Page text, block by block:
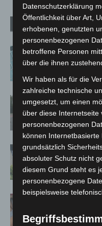
Verwandte Artikel
Anklage
für
Datenschutzerklärung
Öffentlichkeit über Art,
erhobenen, genutzten
personenbezogenen
betroffene Personen
über die ihnen
Wir haben als für die
zahlreiche technische
umgesetzt, um einen
über diese Internetseite
personenbezogenen
können
grundsätzlich
absoluter Schutz nicht
diesem Grund steht es
personenbezogene
beispielsweise